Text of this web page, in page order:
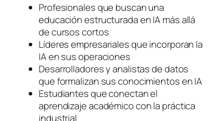
Profesionales que buscan una
educación estructurada en IA más allá
de cursos cortos
Líderes empresariales que incorporan la
IA en sus operaciones
Desarrolladores y analistas de datos
que formalizan sus conocimientos en IA
Estudiantes que conectan el
aprendizaje académico con la práctica
industrial